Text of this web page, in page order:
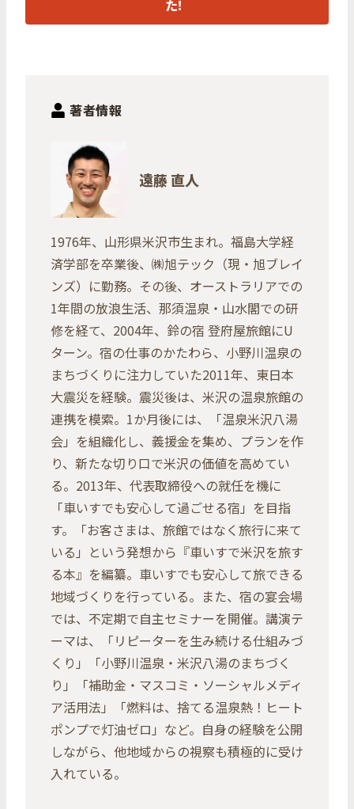
た！
著者情報
遠藤 直人
1976年、山形県米沢市生まれ。福島大学経
済学部を卒業後、㈱旭テック（現・旭ブレイ
ンズ）に勤務。その後、オーストラリアでの
1年間の放浪生活、那須温泉・山水閣での研
修を経て、2004年、鈴の宿 登府屋旅館にU
ターン。宿の仕事のかたわら、小野川温泉の
まちづくりに注力していた2011年、東日本
大震災を経験。震災後は、米沢の温泉旅館の
連携を模索。1か月後には、「温泉米沢八湯
会」を組織化し、義援金を集め、プランを作
り、新たな切り口で米沢の価値を高めてい
る。2013年、代表取締役への就任を機に
「車いすでも安心して過ごせる宿」を目指
す。「お客さまは、旅館ではなく旅行に来て
いる」という発想から『車いすで米沢を旅す
る本』を編纂。車いすでも安心して旅できる
地域づくりを行っている。また、宿の宴会場
では、不定期で自主セミナーを開催。講演テ
ーマは、「リピーターを生み続ける仕組みづ
くり」「小野川温泉・米沢八湯のまちづく
り」「補助金・マスコミ・ソーシャルメディ
ア活用法」「燃料は、捨てる温泉熱！ヒート
ポンプで灯油ゼロ」など。自身の経験を公開
しながら、他地域からの視察も積極的に受け
入れている。